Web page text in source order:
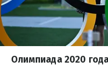
Олимпиада 2020